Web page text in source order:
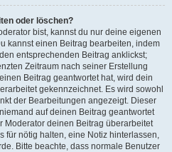
oder löschen?
bist, kannst du nur deine eigenen
kannst einen Beitrag bearbeiten, indem
entsprechenden Beitrag anklickst;
Zeitraum nach seiner Erstellung
Beitrag geantwortet hat, wird dein
gekennzeichnet. Es wird sowohl
der Bearbeitungen angezeigt. Dieser
auf deinen Beitrag geantwortet
Moderator deinen Beitrag überarbeitet
für nötig halten, eine Notiz hinterlassen,
Bitte beachte, dass normale Benutzer